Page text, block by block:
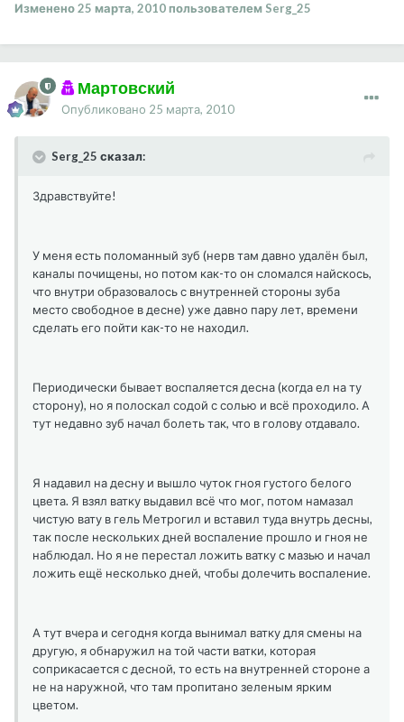
Изменено25 марта, 2010пользователем Serg_25
Мартовский
Опубликовано 25 марта, 2010
Serg_25 сказал:
Здравствуйте!
У меня есть поломанный зуб (нерв там давно удалён был,
каналы почищены, но потом как-то он сломался найскось,
что внутри образовалось с внутренней стороны зуба
место свободное в десне) уже давно пару лет, времени
сделать его пойти как-то не находил.
Периодически бывает воспаляется десна (когда ел на ту
сторону), но я полоскал содой с солью и всё проходило. А
тут недавно зуб начал болеть так, что в голову отдавало.
Я надавил на десну и вышло чуток гноя густого белого
цвета. Я взял ватку выдавил всё что мог, потом намазал
чистую вату в гель Метрогил и вставил туда внутрь десны,
так после нескольких дней воспаление прошло и гноя не
наблюдал. Но я не перестал ложить ватку с мазью и начал
ложить ещё несколько дней, чтобы долечить воспаление.
А тут вчера и сегодня когда вынимал ватку для смены на
другую, я обнаружил на той части ватки, которая
соприкасается с десной, то есть на внутренней стороне а
не на наружной, что там пропитано зеленым ярким
цветом.